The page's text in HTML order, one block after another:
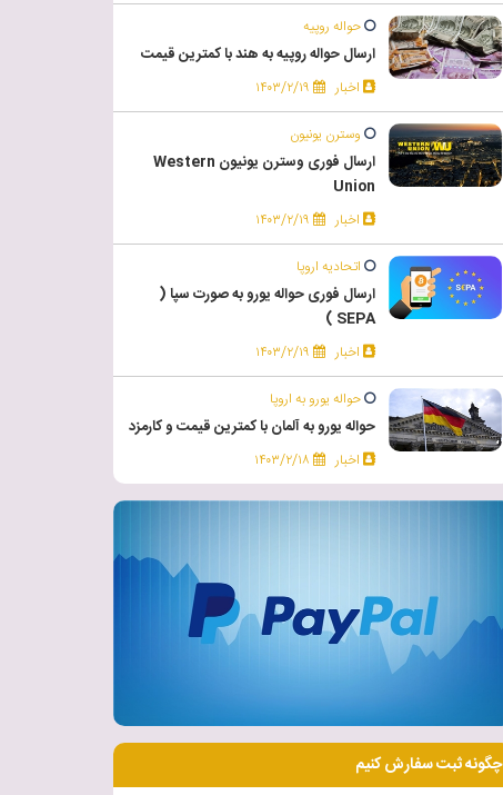
حواله روپیه
ارسال حواله روپیه به هند با کمترین قیمت
اخبار ۱۴۰۳/۲/۱۹
وسترن یونیون
ارسال فوری وسترن یونیون Western
Union
اخبار ۱۴۰۳/۲/۱۹
اتحادیه اروپا
ارسال فوری حواله یورو به صورت سپا (
SEPA )
اخبار ۱۴۰۳/۲/۱۹
حواله یورو به اروپا
حواله یورو به آلمان با کمترین قیمت و کارمزد
اخبار ۱۴۰۳/۲/۱۸
چگونه ثبت سفارش کنیم